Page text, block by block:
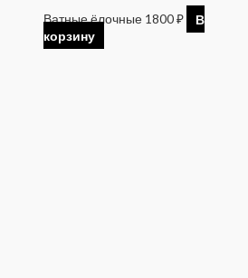
Ватные ёлочные 1800₽
В
корзину